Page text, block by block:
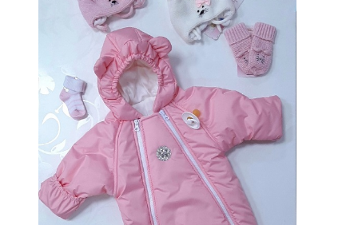
Опции
можно
выбрать
на
странице
товара.